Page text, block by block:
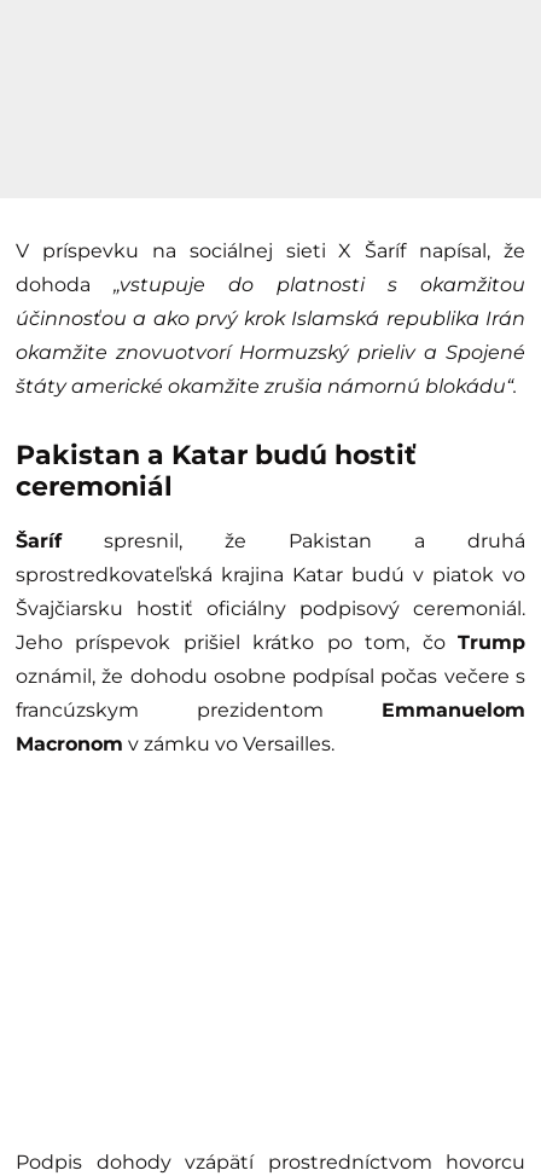
V príspevku na sociálnej sieti X Šaríf napísal, že
dohoda „vstupuje do platnosti s okamžitou
účinnosťou a ako prvý krok Islamská republika Irán
okamžite znovuotvorí Hormuzský prieliv a Spojené
štáty americké okamžite zrušia námornú blokádu“.
Pakistan a Katar budú hostiť
ceremoniál
Šarífspresnil, že Pakistan a druhá
sprostredkovateľská krajina Katar budú v piatok vo
Švajčiarsku hostiť oficiálny podpisový ceremoniál.
Jeho príspevok prišiel krátko po tom, čo Trump
oznámil, že dohodu osobne podpísal počas večere s
francúzskym prezidentom Emmanuelom
Macronom v zámku vo Versailles.
Podpis dohody vzápätí prostredníctvom hovorcu